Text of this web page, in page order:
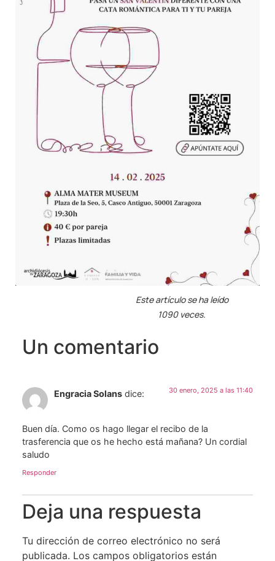
Este artículo se ha leído
1090 veces.
Un comentario
Engracia Solans dice: 30 enero, 2025 a las 11:40
Buen día. Como os hago llegar el recibo de la
trasferencia que os he hecho está mañana? Un cordial
saludo
Responder
Deja una respuesta
Tu dirección de correo electrónico no será
publicada. Los campos obligatorios están